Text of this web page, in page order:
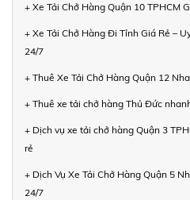
+ Xe Tải Chở Hàng Quận 10 TPHCM
+ Xe Tải Chở Hàng Đi Tỉnh Giá Rẻ –
24/7
+ Thuê Xe Tải Chở Hàng Quận 12
+ Thuê xe tải chở hàng Thủ Đức
+ Dịch vụ xe tải chở hàng Quận 3
rẻ
+ Dịch Vụ Xe Tải Chở Hàng Quận 5
24/7